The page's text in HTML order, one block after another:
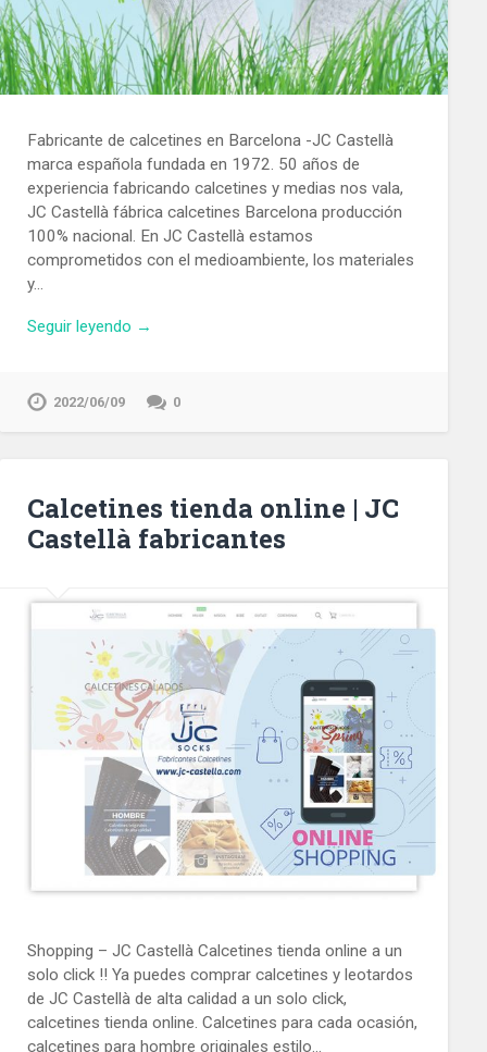
Fabricante de calcetines en Barcelona -JC Castellà
marca española fundada en 1972. 50 años de
experiencia fabricando calcetines y medias nos vala,
JC Castellà fábrica calcetines Barcelona producción
100% nacional. En JC Castellà estamos
comprometidos con el medioambiente, los materiales
y…
Seguir leyendo →
2022/06/09 0
Calcetines tienda online | JC
Castellà fabricantes
Shopping – JC Castellà Calcetines tienda online a un
solo click !! Ya puedes comprar calcetines y leotardos
de JC Castellà de alta calidad a un solo click,
calcetines tienda online. Calcetines para cada ocasión,
calcetines para hombre originales estilo…